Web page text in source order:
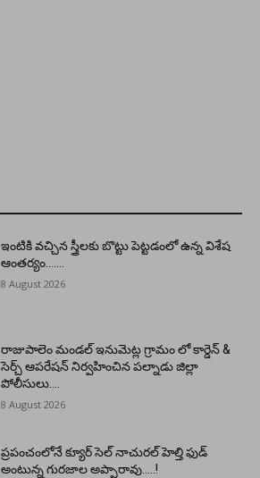
ఇంటికి వచ్చిన స్త్రీలకు బొట్టు పెట్టడంలో ఉన్న విశేష
ఆంతర్యం…….
8 August 2026
రాజుపాలెం మండల్ ఇనుమెట్ల గ్రామం లో కార్డెన్ &
సెర్చ్ ఆపరేషన్ నిర్వహించిన పల్నాడు జిల్లా
పోలీసులు….
8 August 2026
ప్రపంచంలోనే క్యూర్ సెల్ నాచురల్ హెల్తి ఫుడ్
అంటున్న గురజాల అప్పారావు…..!